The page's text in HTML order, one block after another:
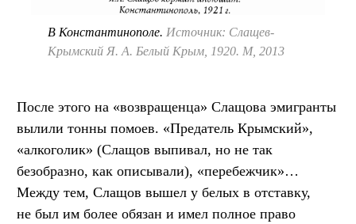
В Константинополе. Источник: Слащев-
Крымский Я. А. Белый Крым, 1920. М, 2013
После этого на «возвращенца» Слащова эмигранты
вылили тонны помоев. «Предатель Крымский»,
«алкоголик» (Слащов выпивал, но не так
безобразно, как описывали), «перебежчик»…
Между тем, Слащов вышел у белых в отставку,
не был им более обязан и имел полное право